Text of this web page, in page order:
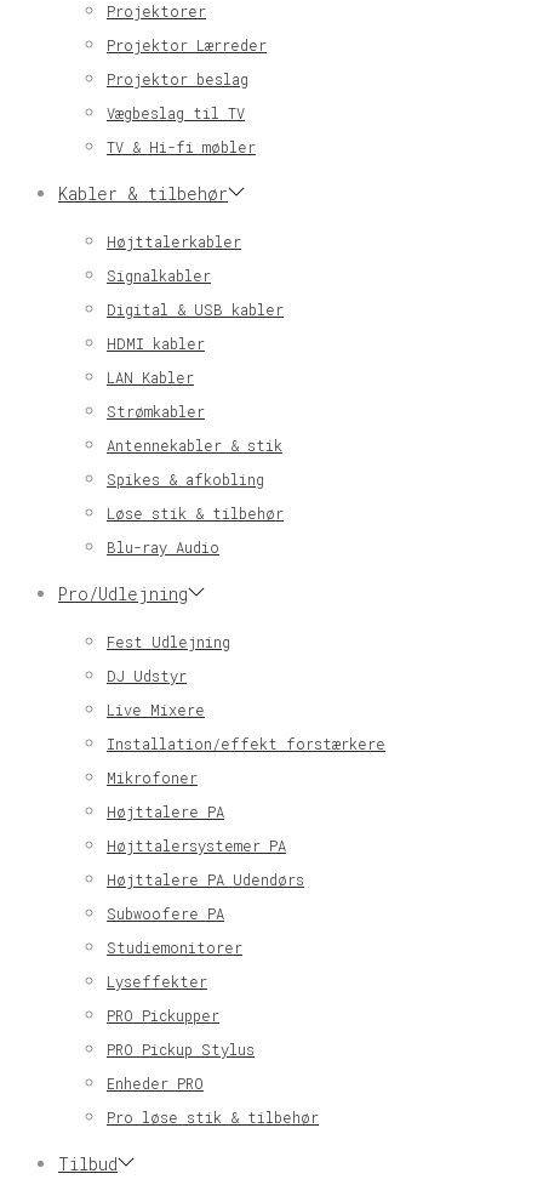
Projektorer
Projektor Lærreder
Projektor beslag
Vægbeslag til TV
TV & Hi-fi møbler
Kabler & tilbehør
Højttalerkabler
Signalkabler
Digital & USB kabler
HDMI kabler
LAN Kabler
Strømkabler
Antennekabler & stik
Spikes & afkobling
Løse stik & tilbehør
Blu-ray Audio
Pro/Udlejning
Fest Udlejning
DJ Udstyr
Live Mixere
Installation/effekt forstærkere
Mikrofoner
Højttalere PA
Højttalersystemer PA
Højttalere PA Udendørs
Subwoofere PA
Studiemonitorer
Lyseffekter
PRO Pickupper
PRO Pickup Stylus
Enheder PRO
Pro løse stik & tilbehør
Tilbud